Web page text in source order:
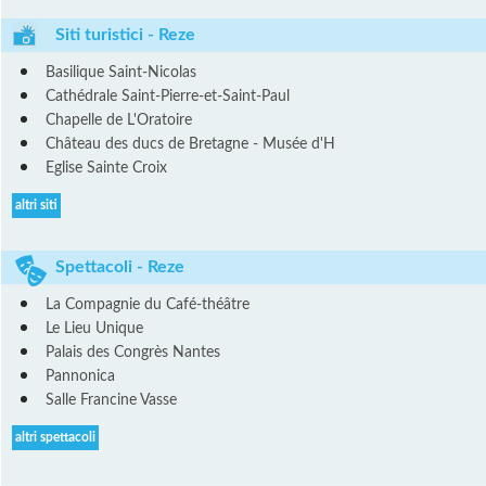
Siti turistici - Reze
Basilique Saint-Nicolas
Cathédrale Saint-Pierre-et-Saint-Paul
Chapelle de L'Oratoire
Château des ducs de Bretagne - Musée d'H
Eglise Sainte Croix
altri siti
Spettacoli - Reze
La Compagnie du Café-théâtre
Le Lieu Unique
Palais des Congrès Nantes
Pannonica
Salle Francine Vasse
altri spettacoli